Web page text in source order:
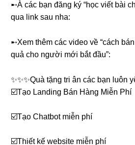
➸À các bạn đăng ký “học viết bài
qua link sau nha:
➸Xem thêm các video về “cách
quả cho người mới bắt đầu”:
✨✨✨Quà tặng tri ân các bạn luôn
☑️Tạo Landing Bán Hàng Miễn Phí
☑️Tạo Chatbot miễn phí
☑️Thiết kế website miễn phí